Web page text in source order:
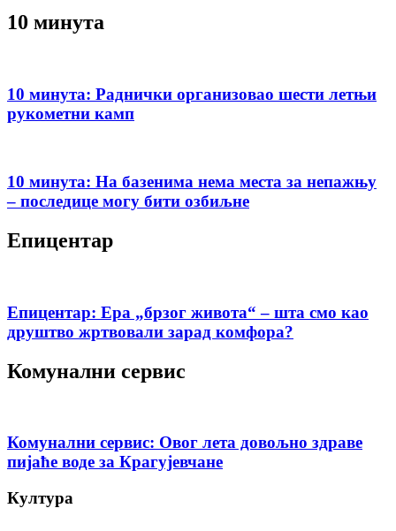
10 минута
10 минута: Раднички организовао шести летњи
рукометни камп
10 минута: На базенима нема места за непажњу
– последице могу бити озбиљне
Епицентар
Епицентар: Ера „брзог живота“ – шта смо као
друштво жртвовали зарад комфора?
Комунални сервис
Комунални сервис: Овог лета довољно здраве
пијаће воде за Крагујевчане
Култура